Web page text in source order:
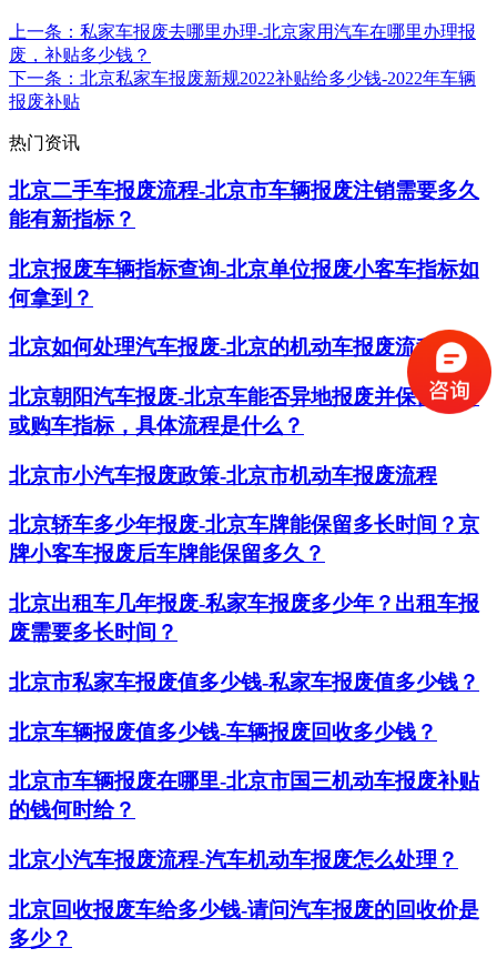
上一条 ：私家车报废去哪里办理-北京家用汽车在哪里办理报
废，补贴多少钱？
下一条 ：北京私家车报废新规2022补贴给多少钱-2022年车辆
报废补贴
热门资讯
北京二手车报废流程-北京市车辆报废注销需要多久
能有新指标？
北京报废车辆指标查询-北京单位报废小客车指标如
何拿到？
北京如何处理汽车报废-北京的机动车报废流程
北京朝阳汽车报废-北京车能否异地报废并保留车牌
或购车指标，具体流程是什么？
北京市小汽车报废政策-北京市机动车报废流程
北京轿车多少年报废-北京车牌能保留多长时间？京
牌小客车报废后车牌能保留多久？
​北京出租车几年报废-私家车报废多少年？出租车报
废需要多长时间？
北京市私家车报废值多少钱-私家车报废值多少钱？
北京车辆报废值多少钱-车辆报废回收多少钱？
北京市车辆报废在哪里-北京市国三机动车报废补贴
的钱何时给？
北京小汽车报废流程-汽车机动车报废怎么处理？
北京回收报废车给多少钱-请问汽车报废的回收价是
多少？